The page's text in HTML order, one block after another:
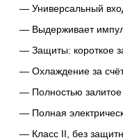
Универсальный
Выдерживает
Защиты: короткое
Охлаждение за
Полностью
Полная
Класс II, без